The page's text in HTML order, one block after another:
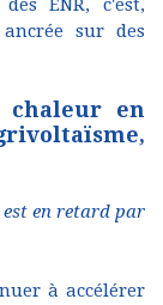
ENR, c'est,
sur des
chaleur en
en retard par
à accélérer